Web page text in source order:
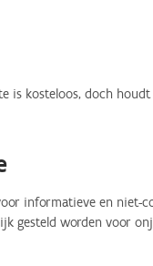
is kosteloos, doch
informatieve en niet-
gesteld worden voor